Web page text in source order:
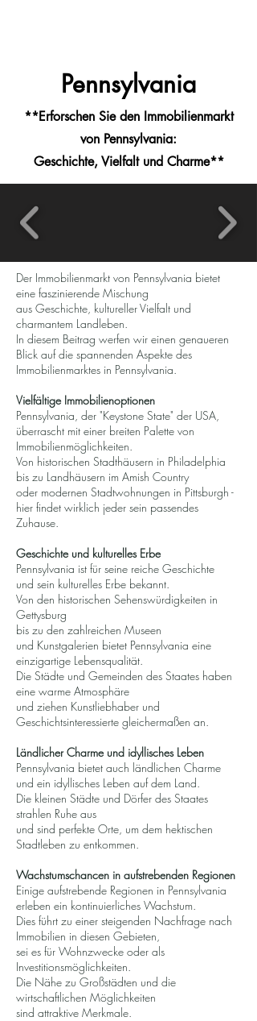
Pennsylvania
**Erforschen Sie den Immobilienmarkt
von Pennsylvania:
Geschichte, Vielfalt und Charme**
Der Immobilienmarkt von Pennsylvania bietet
eine faszinierende Mischung
aus Geschichte, kultureller Vielfalt und
charmantem Landleben.
In diesem Beitrag werfen wir einen genaueren
Blick auf die spannenden Aspekte des
Immobilienmarktes in Pennsylvania.
Vielfältige Immobilienoptionen
Pennsylvania, der "Keystone State" der USA,
überrascht mit einer breiten Palette von
Immobilienmöglichkeiten.
Von historischen Stadthäusern in Philadelphia
bis zu Landhäusern im Amish Country
oder modernen Stadtwohnungen in Pittsburgh -
hier findet wirklich jeder sein passendes
Zuhause.
Geschichte und kulturelles Erbe
Pennsylvania ist für seine reiche Geschichte
und sein kulturelles Erbe bekannt.
Von den historischen Sehenswürdigkeiten in
Gettysburg
bis zu den zahlreichen Museen
und Kunstgalerien bietet Pennsylvania eine
einzigartige Lebensqualität.
Die Städte und Gemeinden des Staates haben
eine warme Atmosphäre
und ziehen Kunstliebhaber und
Geschichtsinteressierte gleichermaßen an.
Ländlicher Charme und idyllisches Leben
Pennsylvania bietet auch ländlichen Charme
und ein idyllisches Leben auf dem Land.
Die kleinen Städte und Dörfer des Staates
strahlen Ruhe aus
und sind perfekte Orte, um dem hektischen
Stadtleben zu entkommen.
Wachstumschancen in aufstrebenden Regionen
Einige aufstrebende Regionen in Pennsylvania
erleben ein kontinuierliches Wachstum.
Dies führt zu einer steigenden Nachfrage nach
Immobilien in diesen Gebieten,
sei es für Wohnzwecke oder als
Investitionsmöglichkeiten.
Die Nähe zu Großstädten und die
wirtschaftlichen Möglichkeiten
sind attraktive Merkmale.